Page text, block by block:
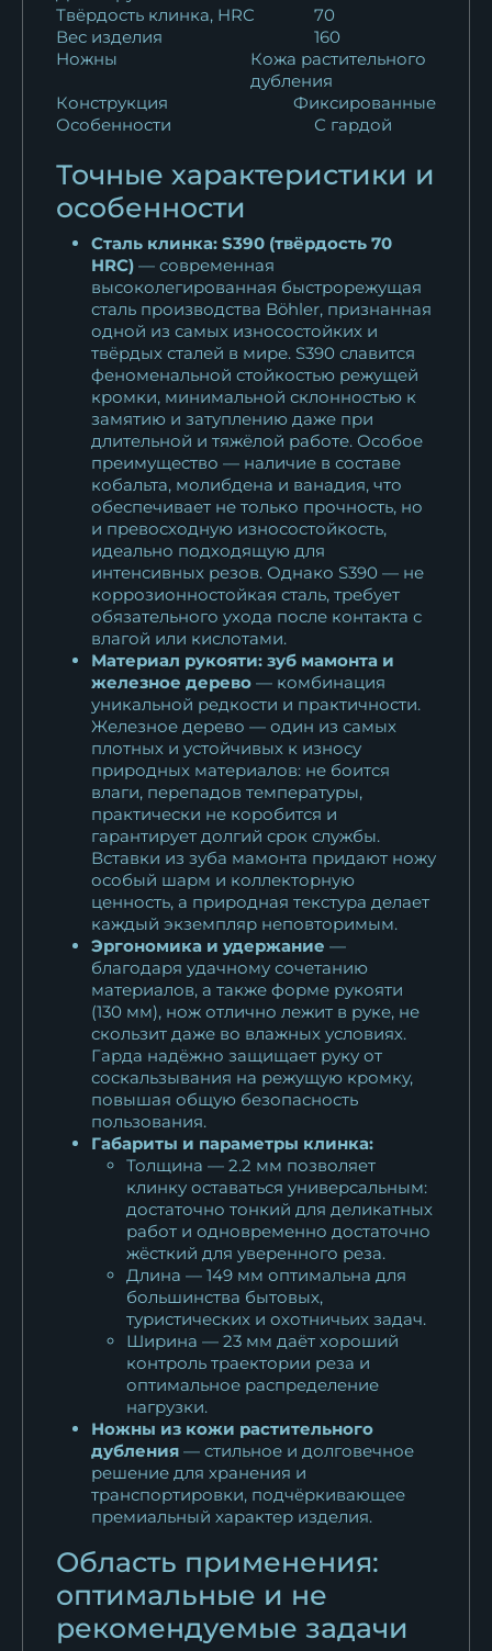
Твёрдость клинка, HRC
70
Вес изделия
160
Ножны
Кожа растительного
дубления
Конструкция
Фиксированные
Особенности
С гардой
Точные характеристики и
особенности
Сталь клинка: S390 (твёрдость 70
HRC) — современная
высоколегированная быстрорежущая
сталь производства Böhler, признанная
одной из самых износостойких и
твёрдых сталей в мире. S390 славится
феноменальной стойкостью режущей
кромки, минимальной склонностью к
замятию и затуплению даже при
длительной и тяжёлой работе. Особое
преимущество — наличие в составе
кобальта, молибдена и ванадия, что
обеспечивает не только прочность, но
и превосходную износостойкость,
идеально подходящую для
интенсивных резов. Однако S390 — не
коррозионностойкая сталь, требует
обязательного ухода после контакта с
влагой или кислотами.
Материал рукояти: зуб мамонта и
железное дерево — комбинация
уникальной редкости и практичности.
Железное дерево — один из самых
плотных и устойчивых к износу
природных материалов: не боится
влаги, перепадов температуры,
практически не коробится и
гарантирует долгий срок службы.
Вставки из зуба мамонта придают ножу
особый шарм и коллекторную
ценность, а природная текстура делает
каждый экземпляр неповторимым.
Эргономика и удержание —
благодаря удачному сочетанию
материалов, а также форме рукояти
(130 мм), нож отлично лежит в руке, не
скользит даже во влажных условиях.
Гарда надёжно защищает руку от
соскальзывания на режущую кромку,
повышая общую безопасность
пользования.
Габариты и параметры клинка:
Толщина — 2.2 мм позволяет
клинку оставаться универсальным:
достаточно тонкий для деликатных
работ и одновременно достаточно
жёсткий для уверенного реза.
Длина — 149 мм оптимальна для
большинства бытовых,
туристических и охотничьих задач.
Ширина — 23 мм даёт хороший
контроль траектории реза и
оптимальное распределение
нагрузки.
Ножны из кожи растительного
дубления — стильное и долговечное
решение для хранения и
транспортировки, подчёркивающее
премиальный характер изделия.
Область применения:
оптимальные и не
рекомендуемые задачи